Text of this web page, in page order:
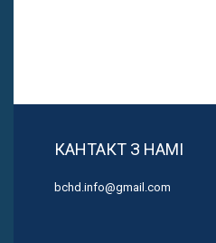
КАНТАКТ З НАМІ
bchd.info@gmail.com